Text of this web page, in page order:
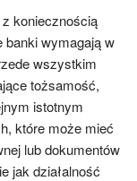
koniecznością
banki wymagają w
wszystkim
tożsamość,
istotnym
które może mieć
lub dokumentów
jak działalność